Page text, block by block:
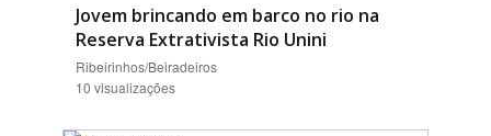
Jovem brincando em barco no rio na
Reserva Extrativista Rio Unini
Ribeirinhos/Beiradeiros
10 visualizações